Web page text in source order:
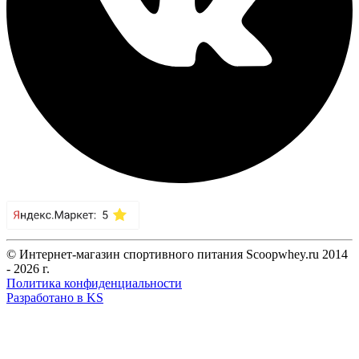
© Интернет-магазин спортивного питания Scoopwhey.ru 2014
- 2026 г.
Политика конфиденциальности
Разработано в KS